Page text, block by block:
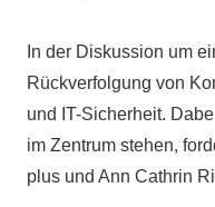
In der Diskussion um
Rückverfolgung von
und IT-Sicherheit.
im Zentrum stehen,
plus und Ann Cathrin